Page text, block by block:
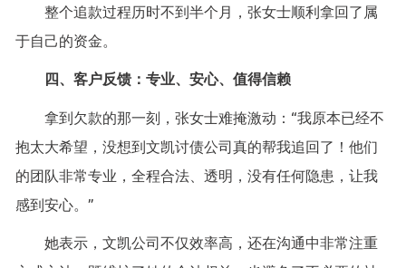
整个追款过程历时不到半个月，张女士顺利拿回了属
于自己的资金。
四、客户反馈：专业、安心、值得信赖
拿到欠款的那一刻，张女士难掩激动：“我原本已经不
抱太大希望，没想到文凯讨债公司真的帮我追回了！他们
的团队非常专业，全程合法、透明，没有任何隐患，让我
感到安心。”
她表示，文凯公司不仅效率高，还在沟通中非常注重